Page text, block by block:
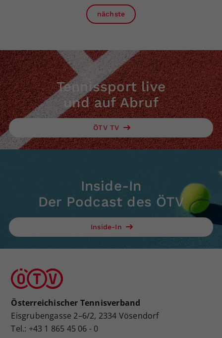
nächste
Tennissport live
und auf Abruf
ÖTV TV
Inside-In
Der Podcast des ÖTV
Inside-In
Österreichischer Tennisverband
Eisgrubengasse 2–6/2, 2334 Vösendorf
Tel.: +43 1 865 45 06 - 0